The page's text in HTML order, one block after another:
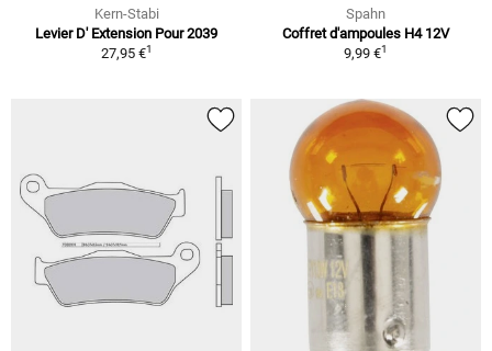
Kern-Stabi
Levier D' Extension Pour 2039
27,95 €1
Spahn
Coffret d'ampoules H4 12V
9,99 €1